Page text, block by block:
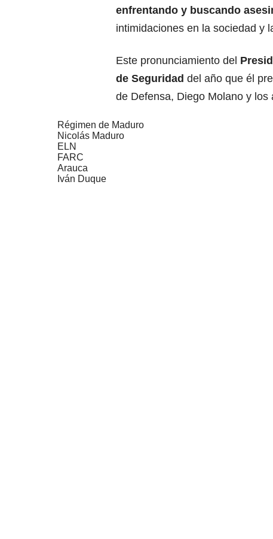
enfrentando y buscando
intimidaciones en la sociedad y
Este pronunciamiento del
de Seguridad del año que él
de Defensa, Diego Molano y los
Régimen de Maduro
Nicolás Maduro
ELN
FARC
Arauca
Iván Duque